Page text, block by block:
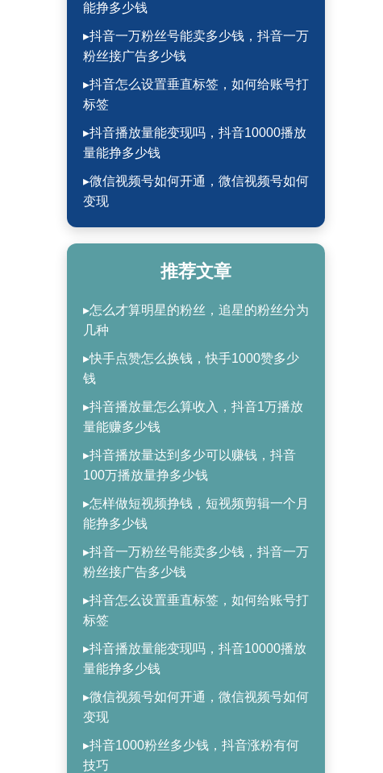
能挣多少钱
▸抖音一万粉丝号能卖多少钱，抖音一万
粉丝接广告多少钱
▸抖音怎么设置垂直标签，如何给账号打
标签
▸抖音播放量能变现吗，抖音10000播放
量能挣多少钱
▸微信视频号如何开通，微信视频号如何
变现
推荐文章
▸怎么才算明星的粉丝，追星的粉丝分为
几种
▸快手点赞怎么换钱，快手1000赞多少
钱
▸抖音播放量怎么算收入，抖音1万播放
量能赚多少钱
▸抖音播放量达到多少可以赚钱，抖音
100万播放量挣多少钱
▸怎样做短视频挣钱，短视频剪辑一个月
能挣多少钱
▸抖音一万粉丝号能卖多少钱，抖音一万
粉丝接广告多少钱
▸抖音怎么设置垂直标签，如何给账号打
标签
▸抖音播放量能变现吗，抖音10000播放
量能挣多少钱
▸微信视频号如何开通，微信视频号如何
变现
▸抖音1000粉丝多少钱，抖音涨粉有何
技巧